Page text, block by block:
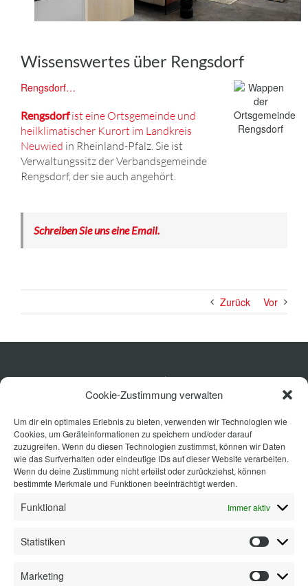
Cookie-Zustimmung verwalten
Um dir ein optimales Erlebnis zu bieten, verwenden wir Technologien wie
Cookies, um Geräteinformationen zu speichern und/oder darauf
zuzugreifen. Wenn du diesen Technologien zustimmst, können wir Daten
wie das Surfverhalten oder eindeutige IDs auf dieser Website verarbeiten.
Wenn du deine Zustimmung nicht erteilst oder zurückziehst, können
bestimmte Merkmale und Funktionen beeinträchtigt werden.
Funktional Immer aktiv
Statistiken
Marketing
Zurück Vor
Wissenswertes über Rengsdorf
Rengsdorf…
Rengsdorfist eine Ortsgemeinde und
heilklimatischer Kurort im Landkreis
Neuwied in Rheinland-Pfalz. Sie ist
Verwaltungssitz der Verbandsgemeinde
Rengsdorf, der sie auch angehört.
Schreiben Sie uns eine Email.
Küche
Wohnen
Bad
Ausstattung
Planung
Kontakt